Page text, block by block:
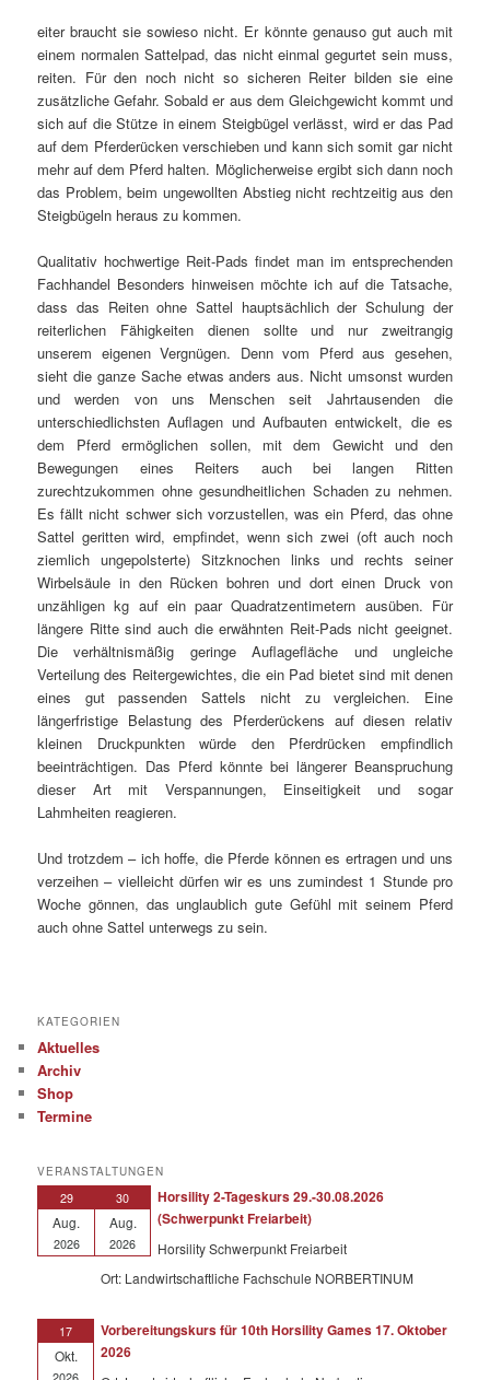
eiter braucht sie sowieso nicht. Er könnte genauso gut auch mit
einem normalen Sattelpad, das nicht einmal gegurtet sein muss,
reiten. Für den noch nicht so sicheren Reiter bilden sie eine
zusätzliche Gefahr. Sobald er aus dem Gleichgewicht kommt und
sich auf die Stütze in einem Steigbügel verlässt, wird er das Pad
auf dem Pferderücken verschieben und kann sich somit gar nicht
mehr auf dem Pferd halten. Möglicherweise ergibt sich dann noch
das Problem, beim ungewollten Abstieg nicht rechtzeitig aus den
Steigbügeln heraus zu kommen.
Qualitativ hochwertige Reit-Pads findet man im entsprechenden
Fachhandel Besonders hinweisen möchte ich auf die Tatsache,
dass das Reiten ohne Sattel hauptsächlich der Schulung der
reiterlichen Fähigkeiten dienen sollte und nur zweitrangig
unserem eigenen Vergnügen. Denn vom Pferd aus gesehen,
sieht die ganze Sache etwas anders aus. Nicht umsonst wurden
und werden von uns Menschen seit Jahrtausenden die
unterschiedlichsten Auflagen und Aufbauten entwickelt, die es
dem Pferd ermöglichen sollen, mit dem Gewicht und den
Bewegungen eines Reiters auch bei langen Ritten
zurechtzukommen ohne gesundheitlichen Schaden zu nehmen.
Es fällt nicht schwer sich vorzustellen, was ein Pferd, das ohne
Sattel geritten wird, empfindet, wenn sich zwei (oft auch noch
ziemlich ungepolsterte) Sitzknochen links und rechts seiner
Wirbelsäule in den Rücken bohren und dort einen Druck von
unzähligen kg auf ein paar Quadratzentimetern ausüben. Für
längere Ritte sind auch die erwähnten Reit-Pads nicht geeignet.
Die verhältnismäßig geringe Auflagefläche und ungleiche
Verteilung des Reitergewichtes, die ein Pad bietet sind mit denen
eines gut passenden Sattels nicht zu vergleichen. Eine
längerfristige Belastung des Pferderückens auf diesen relativ
kleinen Druckpunkten würde den Pferdrücken empfindlich
beeinträchtigen. Das Pferd könnte bei längerer Beanspruchung
dieser Art mit Verspannungen, Einseitigkeit und sogar
Lahmheiten reagieren.
Und trotzdem – ich hoffe, die Pferde können es ertragen und uns
verzeihen – vielleicht dürfen wir es uns zumindest 1 Stunde pro
Woche gönnen, das unglaublich gute Gefühl mit seinem Pferd
auch ohne Sattel unterwegs zu sein.
KATEGORIEN
Aktuelles
Archiv
Shop
Termine
VERANSTALTUNGEN
29
Aug.
2026
30
Aug.
2026
Horsility 2-Tageskurs 29.-30.08.2026
(Schwerpunkt Freiarbeit)
Horsility Schwerpunkt Freiarbeit
Ort: Landwirtschaftliche Fachschule NORBERTINUM
17
Okt.
Vorbereitungskurs für 10th Horsility Games 17. Oktober
2026